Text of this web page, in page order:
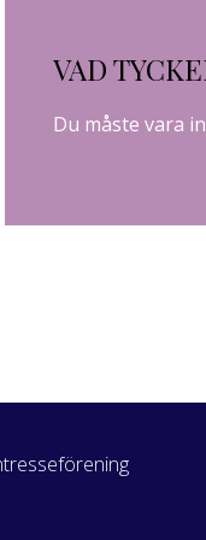
VAD
Du måste vara